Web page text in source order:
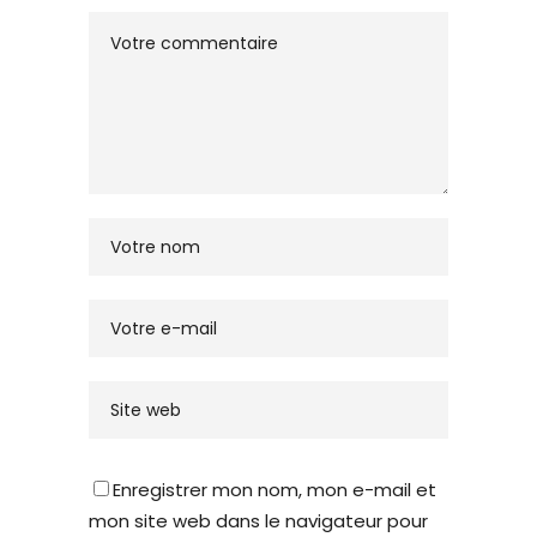
Enregistrer mon nom, mon e-mail et
mon site web dans le navigateur pour